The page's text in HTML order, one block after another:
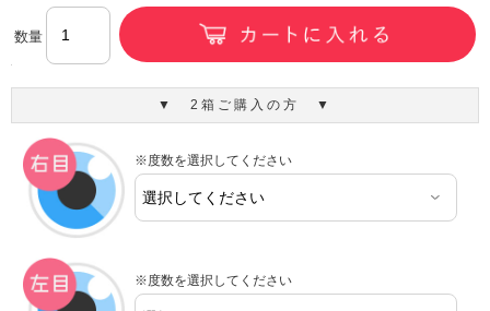
数量
▼ 2箱ご購入の方 ▼
※度数を選択してください
※度数を選択してください